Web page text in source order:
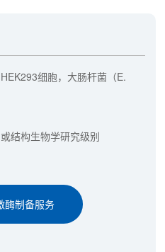
细胞，大肠杆菌（E.
结构生物学研究级别
酶制备服务